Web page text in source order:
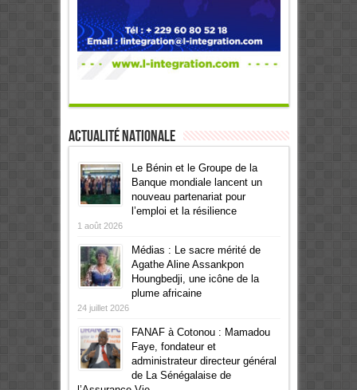
Actualité Nationale
Le Bénin et le Groupe de la
Banque mondiale lancent un
nouveau partenariat pour
l’emploi et la résilience
1 août 2026
Médias : Le sacre mérité de
Agathe Aline Assankpon
Houngbedji, une icône de la
plume africaine
24 juillet 2026
FANAF à Cotonou : Mamadou
Faye, fondateur et
administrateur directeur général
de La Sénégalaise de